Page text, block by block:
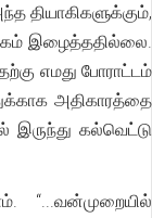
தியாகிகளுக்கும்,
இழைத்ததில்லை.
எமது போராட்டம்
அதிகாரத்தை
இருந்து கல்வெட்டு
“...வன்முறையில்